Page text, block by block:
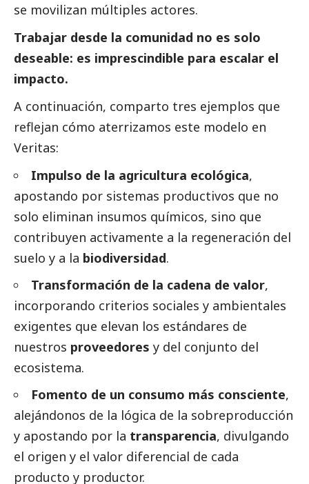
se movilizan múltiples actores.
Trabajar desde la comunidad no es solo
deseable: es imprescindible para escalar el
impacto.
A continuación, comparto tres ejemplos que
reflejan cómo aterrizamos este modelo en
Veritas:
Impulso de la agricultura ecológica,
apostando por sistemas productivos que no
solo eliminan insumos químicos, sino que
contribuyen activamente a la regeneración del
suelo y a la biodiversidad.
Transformación de la cadena de valor,
incorporando criterios sociales y ambientales
exigentes que elevan los estándares de
nuestros proveedores y del conjunto del
ecosistema.
Fomento de un consumo más consciente,
alejándonos de la lógica de la sobreproducción
y apostando por la transparencia, divulgando
el origen y el valor diferencial de cada
producto y productor.